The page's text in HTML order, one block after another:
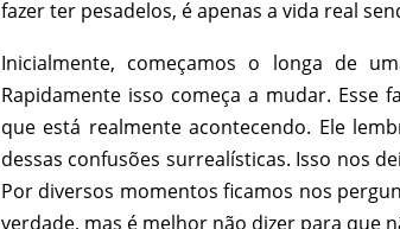
fazer ter pesadelos, é apenas a vida real
Inicialmente, começamos o longa de
Rapidamente isso começa a mudar.
que está realmente acontecendo. Ele
dessas confusões surrealísticas. Isso nos
Por diversos momentos ficamos nos
verdade, mas é melhor não dizer para que